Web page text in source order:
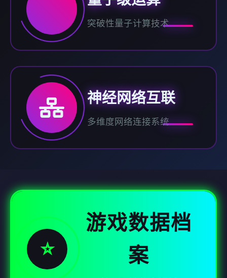
突破性量子计算技术
神经网络互联
多维度网络连接系统
⭐
游戏数据档
案